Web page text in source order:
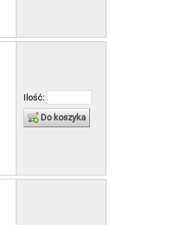
Ilość:
Do koszyka